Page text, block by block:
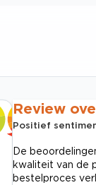
Review
Positief
De
kwaliteit van de
bestelproces